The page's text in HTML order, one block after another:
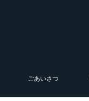
ごあいさつ